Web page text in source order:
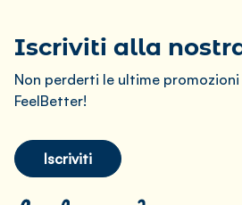
Iscriviti alla
Non perderti le ultime
FeelBetter!
Iscriviti